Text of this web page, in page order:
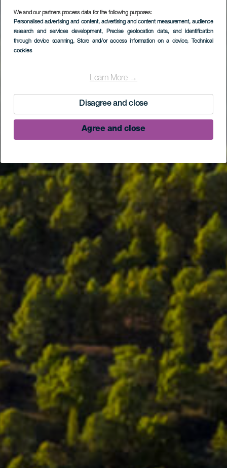
We and our partners process data for the following purposes:
Personalised advertising and content, advertising and content measurement, audience
research and services development, Precise geolocation data, and identification
through device scanning, Store and/or access information on a device, Technical
cookies
Learn More →
Disagree and close
Agree and close